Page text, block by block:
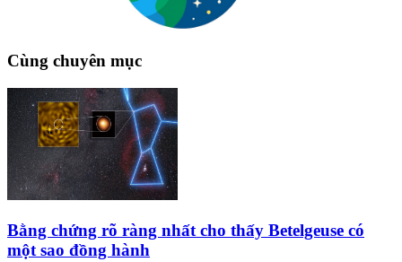
Cùng chuyên mục
Bằng chứng rõ ràng nhất cho thấy Betelgeuse có
một sao đồng hành